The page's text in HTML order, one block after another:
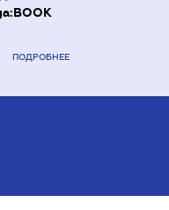
ПОДРОБНЕЕ